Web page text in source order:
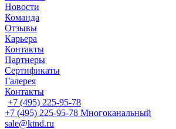
Новости
Команда
Отзывы
Карьера
Контакты
Партнеры
Сертификаты
Галерея
Контакты
+7 (495) 225-95-78
+7 (495) 225-95-78 Многоканальный
sale@ktnd.ru